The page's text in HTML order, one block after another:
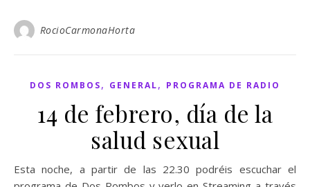
RocioCarmonaHorta
DOS ROMBOS, GENERAL, PROGRAMA DE RADIO
14 de febrero, día de la
salud sexual
Esta noche, a partir de las 22.30 podréis escuchar el